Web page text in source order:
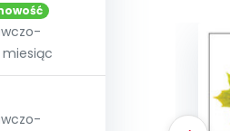
10
E-